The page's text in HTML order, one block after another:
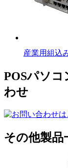
産業用組込
POSパソコ
わせ
その他製品